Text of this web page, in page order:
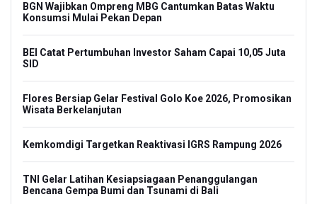
BGN Wajibkan Ompreng MBG Cantumkan Batas Waktu
Konsumsi Mulai Pekan Depan
BEI Catat Pertumbuhan Investor Saham Capai 10,05 Juta
SID
Flores Bersiap Gelar Festival Golo Koe 2026, Promosikan
Wisata Berkelanjutan
Kemkomdigi Targetkan Reaktivasi IGRS Rampung 2026
TNI Gelar Latihan Kesiapsiagaan Penanggulangan
Bencana Gempa Bumi dan Tsunami di Bali